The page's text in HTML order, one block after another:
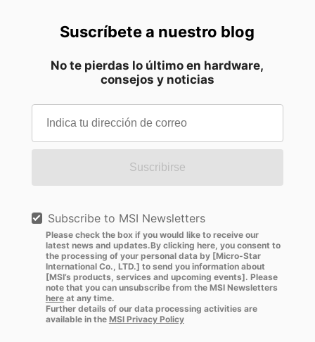
Suscríbete a nuestro blog
No te pierdas lo último en hardware,
consejos y noticias
Suscribirse
Subscribe to MSI Newsletters
Please check the box if you would like to receive our
latest news and updates.By clicking here, you consent to
the processing of your personal data by [Micro-Star
International Co., LTD.] to send you information about
[MSI’s products, services and upcoming events]. Please
note that you can unsubscribe from the MSI Newsletters
hereat any time.
Further details of our data processing activities are
available in the MSI Privacy Policy